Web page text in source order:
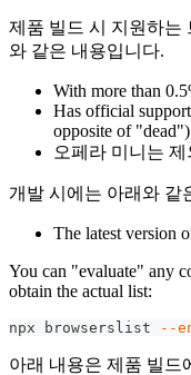
제품 빌드 시 지원하는
와 같은 내용입니다.
With more than
Has official
opposite of
오페라 미니는 제
개발 시에는 아래와 같
The latest version
You can "evaluate" any
obtain the actual list:
npx browserslist --
아래 내용은 제품 빌드